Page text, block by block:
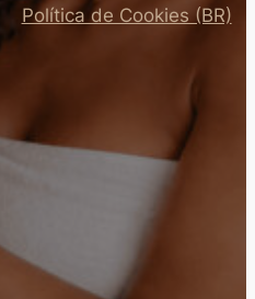
Política de Cookies (BR)